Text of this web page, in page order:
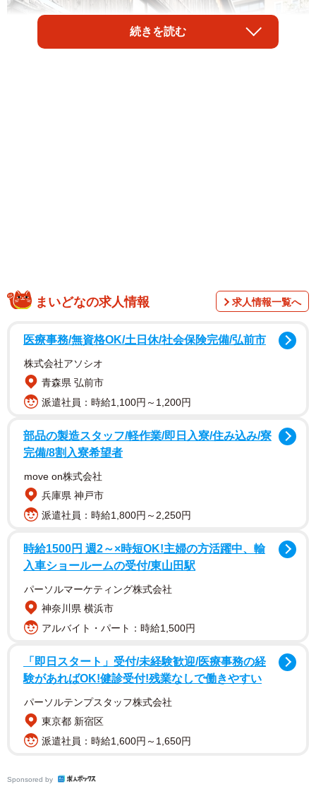
息子のリオさんと北川さん／北川聖子さん（@seiko_kimono_world）提
投稿主は、舞踏家であり着付師でもある北川聖子さん
子・リオさんが着物デビューした様子を紹介。京都きもの
市場で仕立てた着物を着て、祇園でお座敷遊びを体験した
といいます。
リオさんが着物に興味を持ったきっかけは、北川さんが米
いたこと。リオさんは幼いころから撮影の手伝いに同行
続きを読む
まいどなの求人情報 求人情報一覧へ
医療事務/無資格OK/土日休/社会保険完備/弘前市
株式会社アソシオ
青森県 弘前市
派遣社員：時給1,100円～1,200円
部品の製造スタッフ/軽作業/即日入寮/住み込み/寮
完備/8割入寮希望者
move on株式会社
兵庫県 神戸市
派遣社員：時給1,800円～2,250円
時給1500円 週2～×時短OK!主婦の方活躍中、輸
入車ショールームの受付/東山田駅
パーソルマーケティング株式会社
神奈川県 横浜市
アルバイト・パート：時給1,500円
「即日スタート」受付/未経験歓迎/医療事務の経
験があればOK!健診受付!残業なしで働きやすい
パーソルテンプスタッフ株式会社
東京都 新宿区
派遣社員：時給1,600円～1,650円
Sponsored by